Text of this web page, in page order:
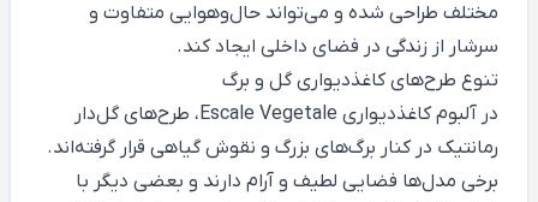
مختلف طراحی شده و می‌تواند حال‌وهوایی متفاوت و
سرشار از زندگی در فضای داخلی ایجاد کند.
تنوع طرح‌های کاغذدیواری گل و برگ
در آلبوم کاغذدیواری Escale Vegetale، طرح‌های گل‌دار
رمانتیک در کنار برگ‌های بزرگ و نقوش گیاهی قرار گرفته‌اند.
برخی مدل‌ها فضایی لطیف و آرام دارند و بعضی دیگر با